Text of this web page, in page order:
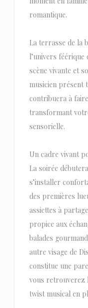
romantique.
La terrasse de la
l’univers
scène vivante et
musicien présent
contribuera à
transformant
sensorielle.
Un cadre vivant
La soirée
s’installer
des premières
assiettes à
propice aux
balades
autre visage de
constitue une
vous retrouverez
twist musical en